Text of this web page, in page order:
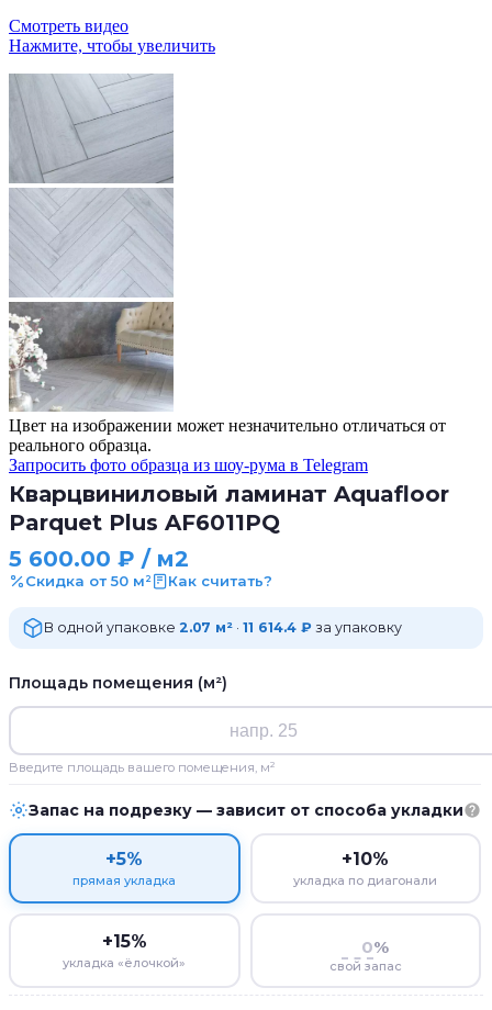
Смотреть видео
Нажмите, чтобы увеличить
Цвет на изображении может незначительно отличаться от
реального образца.
Запросить фото образца из шоу-рума в Telegram
Кварцвиниловый ламинат Aquafloor
Parquet Plus AF6011PQ
5 600.00 ₽ / м2
Скидка от 50 м² Как считать?
В одной упаковке 2.07 м² · 11 614.4 ₽ за упаковку
Площадь помещения (м²)
Введите площадь вашего помещения, м²
Запас на подрезку — зависит от способа укладки
+5%
прямая укладка
+10%
укладка по диагонали
+15%
укладка «ёлочкой»
%
свой запас